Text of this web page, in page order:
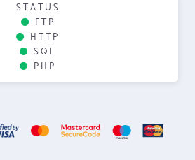
STATUS
FTP
HTTP
SQL
PHP